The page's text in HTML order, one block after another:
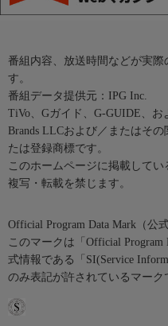
番組内容、放送時間などが実
す。
番組データ提供元：IPG Inc.
TiVo、Gガイド、G-GUIDE、
Brands LLCおよび／またはそ
たは登録商標です。
このホームページに掲載して
複写・転載を禁じます。
Official Program Data Mark（公
このマークは「Official
式情報である「SI(Service
のみ表記が許されているマーク